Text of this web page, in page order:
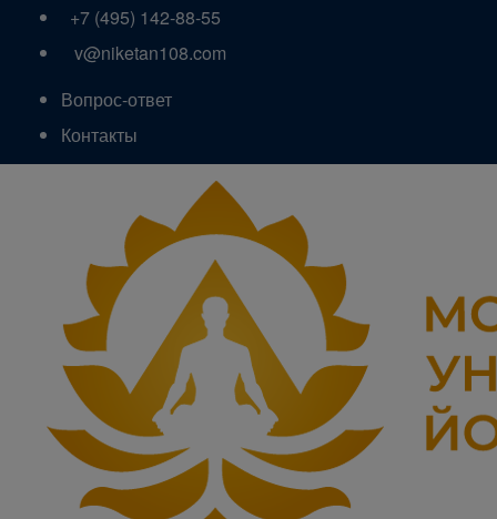
+7 (495) 142-88-55
v@niketan108.com
Вопрос-ответ
Контакты